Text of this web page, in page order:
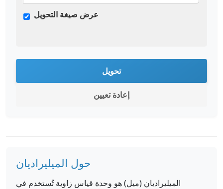
عرض صيغة التحويل
تحويل
إعادة تعيين
حول الميليراديان
الميليراديان (ميل) هو وحدة قياس زاوية تُستخدم في